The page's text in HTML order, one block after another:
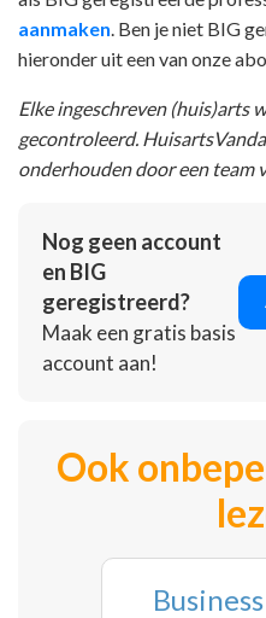
aanmaken . Ben je niet BIG
hieronder uit een van onze
Elke ingeschreven (huis)arts
gecontroleerd.
onderhouden door een team
Nog geen account
en BIG
geregistreerd?
Maak een gratis basis
account aan!
Ook